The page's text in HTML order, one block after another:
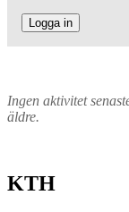
Logga in
Ingen aktivitet
äldre.
KTH